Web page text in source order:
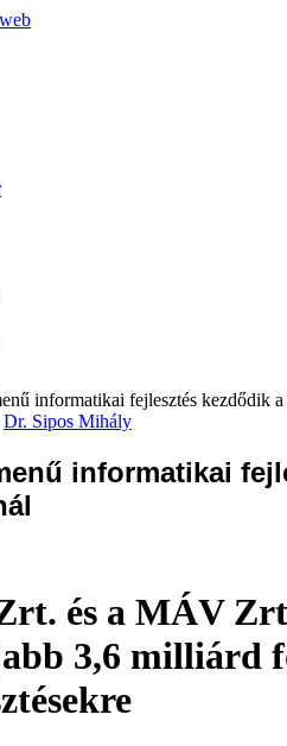
informatikai fejlesztés kezdődik
Dr. Sipos Mihály
informatikai
és a MÁV
3,6 milliárd